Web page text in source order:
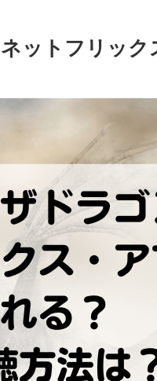
ットフリック